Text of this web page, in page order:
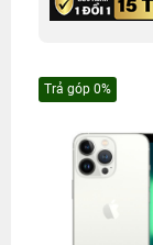
Trả góp 0%